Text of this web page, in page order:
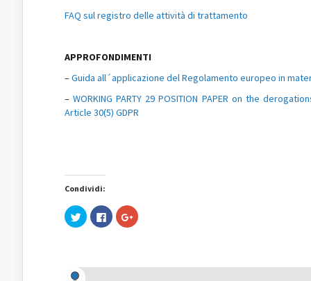
FAQ sul registro delle attività di trattamento
APPROFONDIMENTI
–Guida all´applicazione del Regolamento europeo in
–WORKING PARTY 29 POSITION PAPER on the
Article 30(5) GDPR
Condividi:
Fai
clic
(Si
Fai
clic
Fai
clic